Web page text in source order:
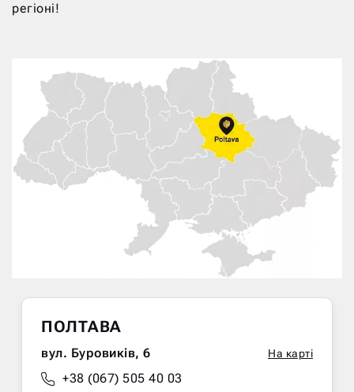
регіоні!
ПОЛТАВА
вул. Буровиків, 6 На карті
+38 (067) 505 40 03